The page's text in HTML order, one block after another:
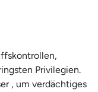
Privilegien.
, um verdächtiges